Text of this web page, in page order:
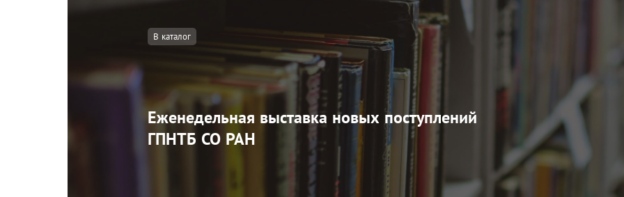
В каталог
Еженедельная выставка новых поступлений
ГПНТБ СО РАН